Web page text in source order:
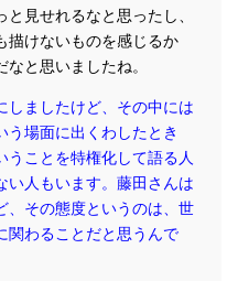
見せれるなと思ったし、
描けないものを感じるか
と思いましたね。
ましたけど、その中には
う場面に出くわしたとき
うことを特権化して語る人
い人もいます。藤田さんは
、その態度というのは、世
関わることだと思うんで